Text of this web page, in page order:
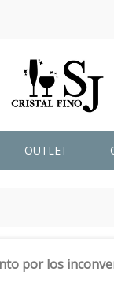
OUTLET
por los